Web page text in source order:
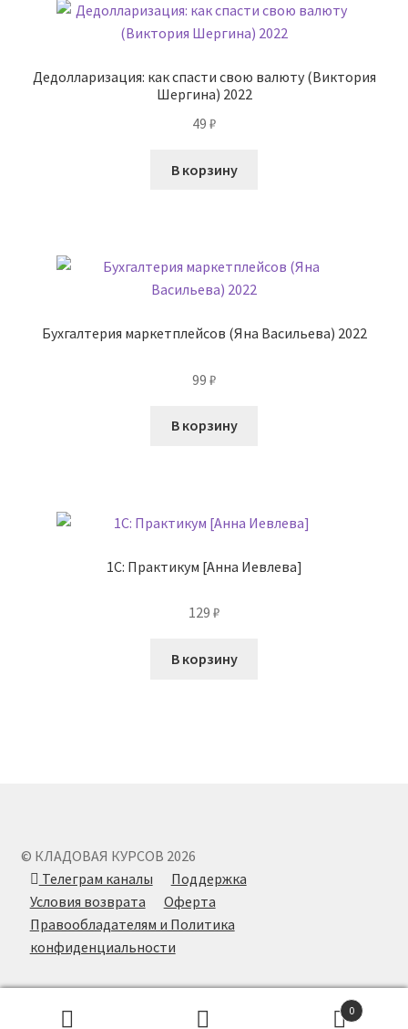
Дедолларизация: как спасти свою валюту (Виктория
Шергина) 2022
49 ₽
В корзину
Бухгалтерия маркетплейсов (Яна Васильева) 2022
99 ₽
В корзину
1С: Практикум [Анна Иевлева]
129 ₽
В корзину
© КЛАДОВАЯ КУРСОВ 2026
Телеграм каналы
Поддержка
Условия возврата
Оферта
Правообладателям и Политика
конфиденциальности
0